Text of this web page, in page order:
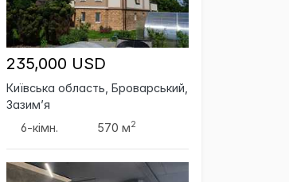
235,000 USD
Київська область, Броварський,
Зазим’я
6-кімн.
570 м2